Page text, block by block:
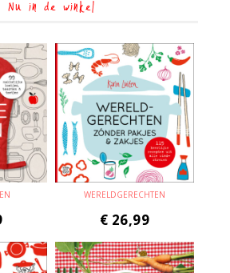
Nu in de winkel
WERELDGERECHTEN
€ 26,99